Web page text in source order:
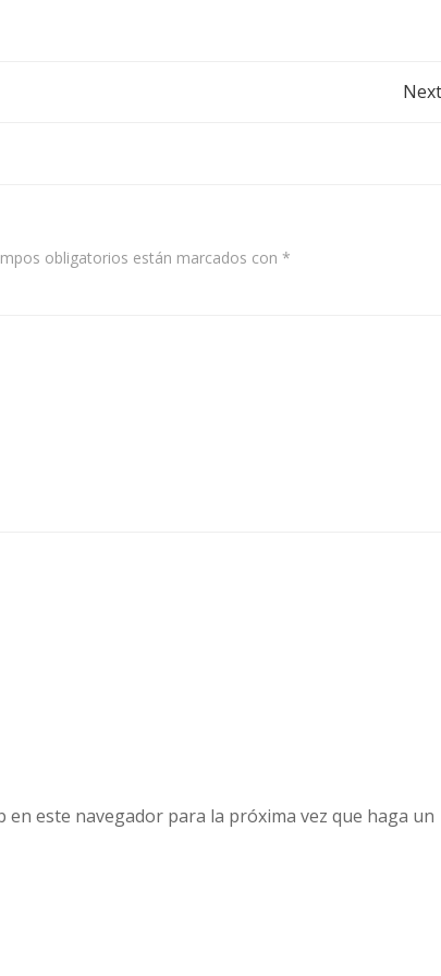
obligatorios están marcados con *
este navegador para la próxima vez que haga un